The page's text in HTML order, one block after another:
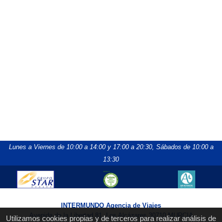
Utilizamos cookies propias y de terceros para realizar análisis de
Lunes a Viernes de 10:00 a 14:00 y 17:00 a 20:30, Sábados de 10:00 a
13:30
INTERMUNDO Agencia de Viajes
Avenida de la Libertad 81, Los Alcázares 30710 MURCIA